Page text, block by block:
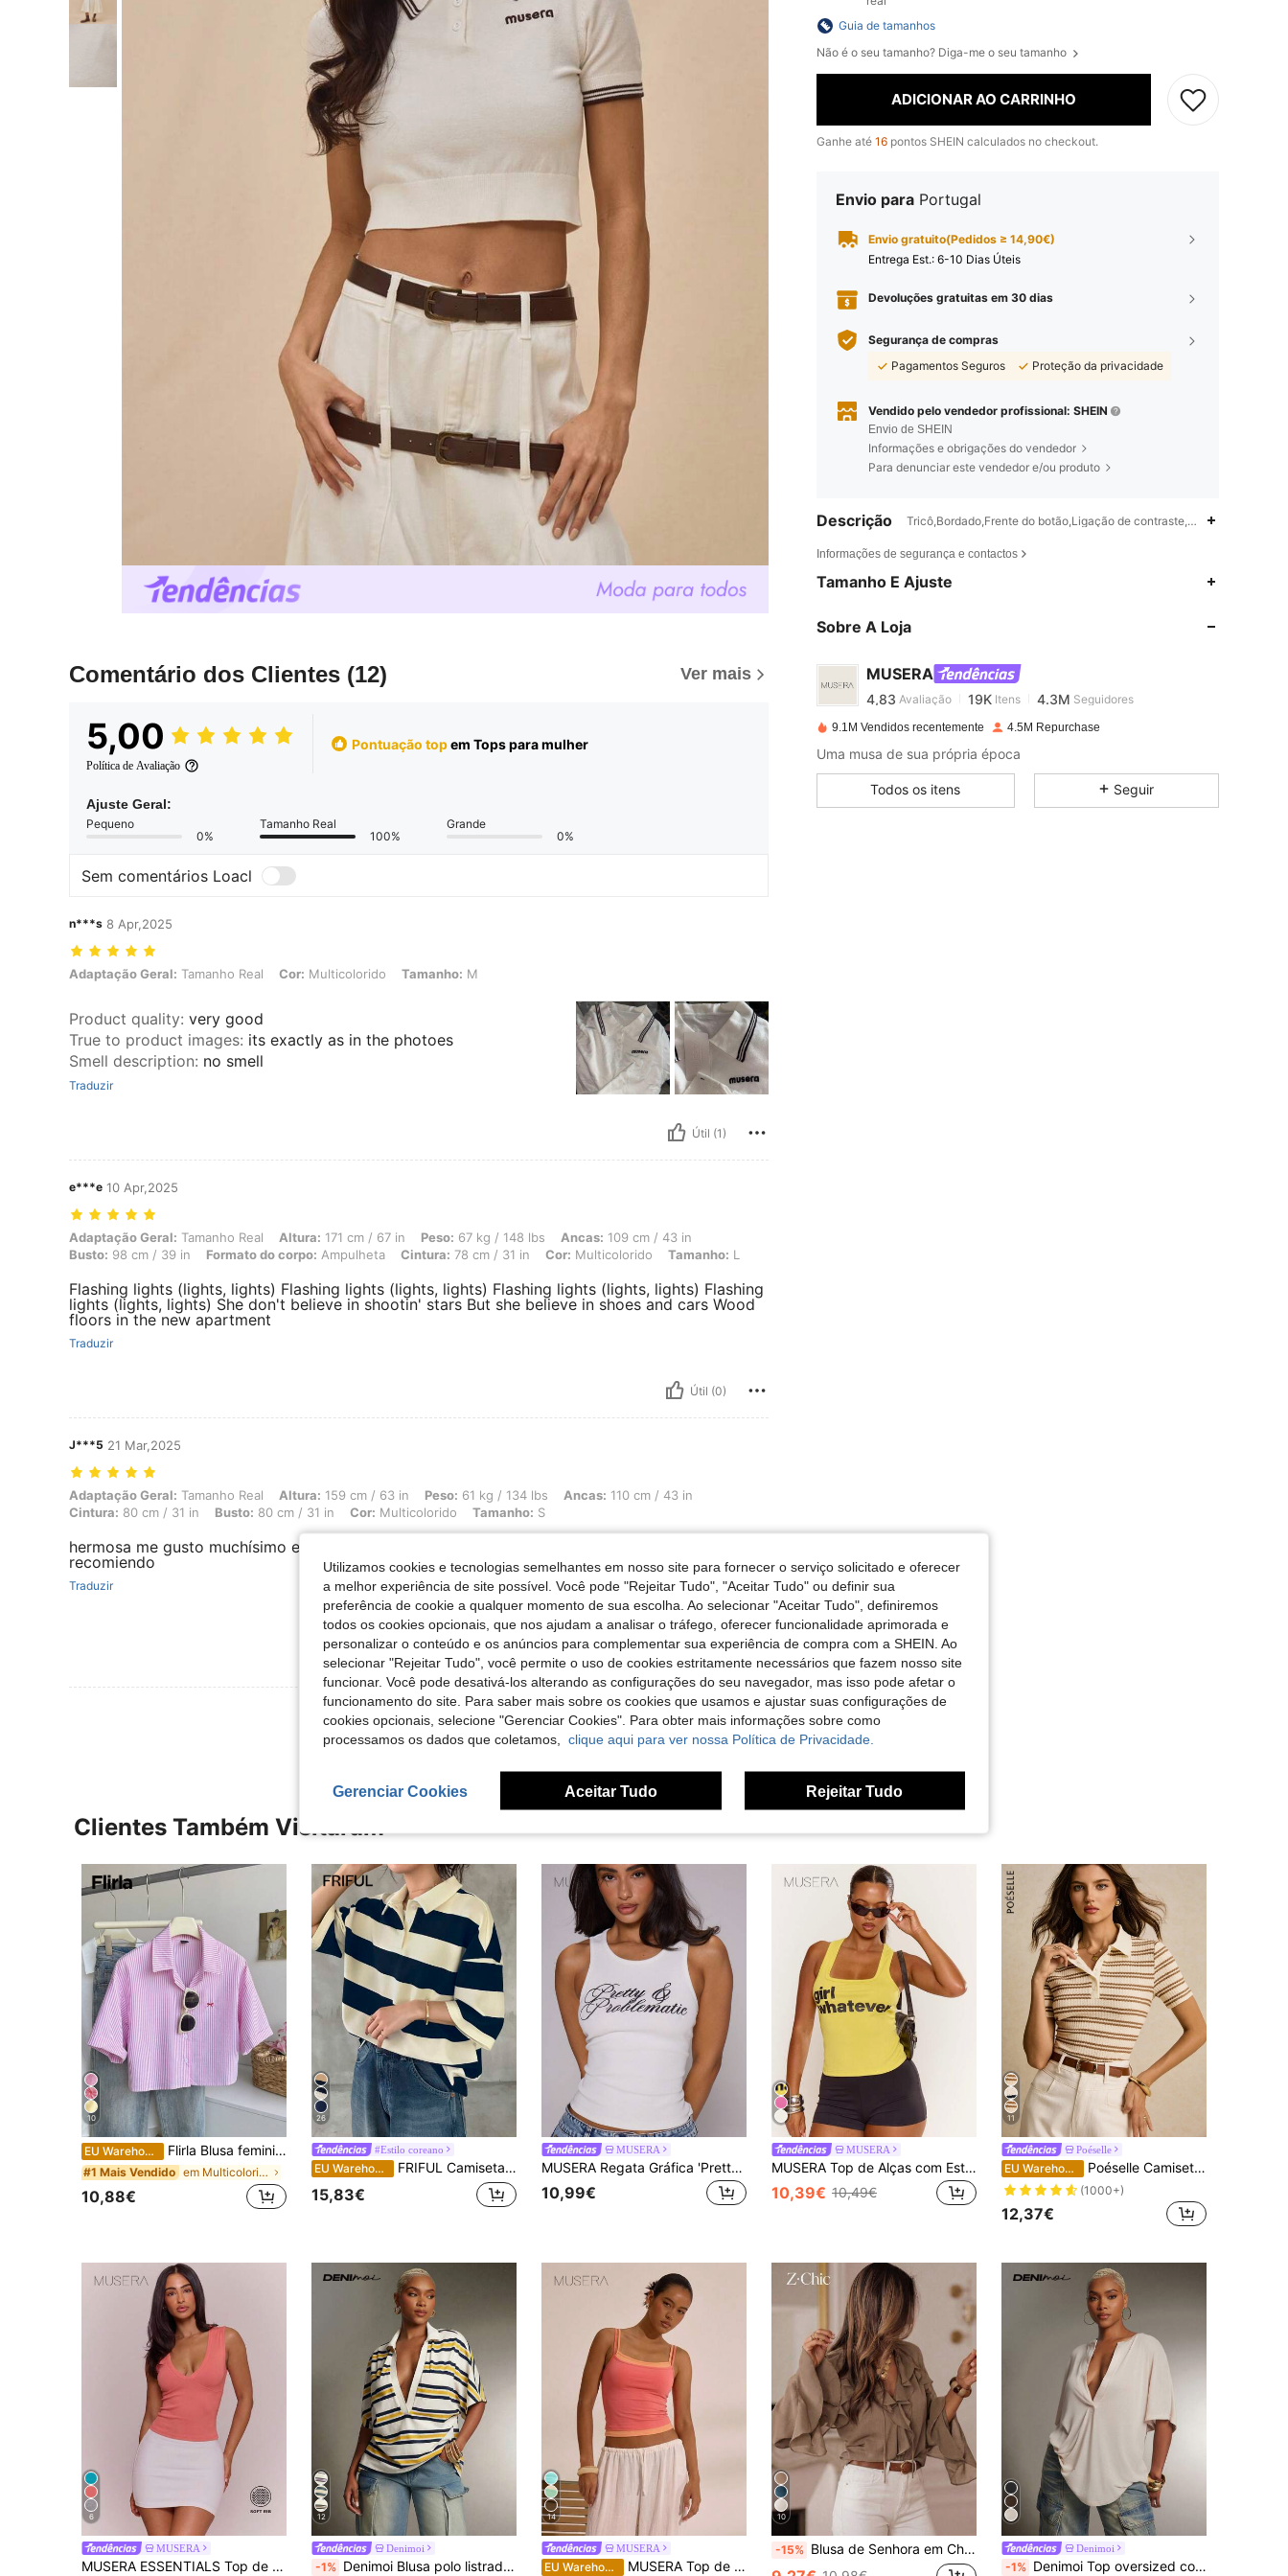
Comentário dos Clientes (12) Ver mais
5,00
Política de Avaliação
Pontuação topem Tops para mulher
Ajuste Geral:
Pequeno
0%
Tamanho Real
100%
Grande
0%
Sem comentários Loacl
n***s 8 Apr,2025
Adaptação Geral: Tamanho Real, Cor: Multicolorido, Tamanho: M
Adaptação Geral: Tamanho Real Cor: Multicolorido Tamanho: M
Product quality: very good
True to product images: its exactly as in the photoes
Smell description: no smell
Traduzir
Útil (1)
e***e 10 Apr,2025
Adaptação Geral: Tamanho Real, Altura: 171 cm / 67 in, Peso: 67 kg / 148 lbs, Ancas: 109 cm / 43 in, Busto: 98 cm / 39 in, Formato do corpo: Ampulheta, Cintura: 78 cm / 31 in, Cor: Multicolorido, Tamanho: L
Adaptação Geral: Tamanho Real Altura: 171 cm / 67 in Peso: 67 kg / 148 lbs Ancas: 109 cm / 43 in
Busto: 98 cm / 39 in Formato do corpo: Ampulheta Cintura: 78 cm / 31 in Cor: Multicolorido Tamanho: L
Flashing lights (lights, lights) Flashing lights (lights, lights) Flashing lights (lights, lights) Flashing
lights (lights, lights) She don't believe in shootin' stars But she believe in shoes and cars Wood
floors in the new apartment
Traduzir
Útil (0)
J***5 21 Mar,2025
Adaptação Geral: Tamanho Real, Altura: 159 cm / 63 in, Peso: 61 kg / 134 lbs, Ancas: 110 cm / 43 in, Cintura: 80 cm / 31 in, Busto: 80 cm / 31 in, Cor: Multicolorido, Tamanho: S
Adaptação Geral: Tamanho Real Altura: 159 cm / 63 in Peso: 61 kg / 134 lbs Ancas: 110 cm / 43 in
Cintura: 80 cm / 31 in Busto: 80 cm / 31 in Cor: Multicolorido Tamanho: S
hermosa me gusto muchísimo estoy contenta y claro que la
recomiendo
Traduzir
Útil (0)
Ver Mais Avaliações
Guia de tamanhos
Não é o seu tamanho? Diga-me o seu tamanho
ADICIONAR AO CARRINHO
Ganhe até 16 pontos SHEIN calculados no checkout.
Envio para Portugal
Envio gratuito(Pedidos ≥ 14,90€)
Entrega Est.: 6-10 Dias Úteis
Devoluções gratuitas em 30 dias
Segurança de compras
Pagamentos Seguros
Proteção da privacidade
Vendido pelo vendedor profissional: SHEIN
Envio de SHEIN
Informações e obrigações do vendedor
Para denunciar este vendedor e/ou produto
Descrição Tricô,Bordado,Frente do botão,Ligação de contraste,Semi-transparente
Informações de segurança e contactos
Tamanho E Ajuste
Sobre A Loja
MUSERA
4,83
4,83
4,83 Avaliação 19K Itens 4.3M Seguidores
s***7pago1 dia atrás
4,83 19K
4,83 19K 4.3M
9.1M Vendidos recentemente 4.5M Repurchase
Uma musa de sua própria época
Todos os itens Seguir
Clientes Também Visitaram
10
EU Warehouse Flirla Blusa feminina cropped de manga curta oversized com bordado de borboleta azul listrada.
#1 Mais Vendido em Multicolorido Blusas de escritório macias
10,88€
26
#Estilo coreano
EU Warehouse FRIFUL Camiseta feminina listrada preta e branca, gola polo solta, manga curta, casual, verão, camiseta grande
15,83€
MUSERA
MUSERA Regata Gráfica 'Pretty & Problematic' Primavera Verão Festival Ibiza Férias Y2K Vintage
10,99€
MUSERA
MUSERA Top de Alças com Estampa Gráfica "Girl Whatever" Amarelo Primavera Verão Férias Férias Ibiza Elegante Casual Carnaval Festival Y2K
10,39€ 10,49€
11
Poéselle
EU Warehouse Poéselle Camiseta casual feminina de manga curta com gola polo listrada, verão
(1000+)
12,37€
6
MUSERA
MUSERA ESSENTIALS Top de regata curto ajustado sem mangas com decote em V profundo, canelado macio, estilo simples e fofo, básico essencial para o dia a dia, primavera, verão e férias
12
Denimoi
-1% Denimoi Blusa polo listrada oversized com gola e decote profundo. Blusas da moda.
14
MUSERA
EU Warehouse MUSERA Top de alças duplas com decote quadrado, ideal para primavera/verão, férias, aeroporto, boho, Ibiza, elegante, fofo, Y2K, festival e casual.
10
-15% Blusa de Senhora em Chiffon com Decote em V e Babados, Top Elegante Semitransparente com Mangas Sino, Camisa de Estilo Boémio Romântico, Adequada para Moda Casual e do Dia a Dia Denimoi
-1% Denimoi Top oversized com decote profundo semitransparente e gola alta, estilo streetwear, tops polo oversized sensuais.
Utilizamos cookies e tecnologias semelhantes em nosso site para fornecer o serviço solicitado e oferecer
a melhor experiência de site possível. Você pode "Rejeitar Tudo", "Aceitar Tudo" ou definir sua
preferência de cookie a qualquer momento de sua escolha. Ao selecionar "Aceitar Tudo", definiremos
todos os cookies opcionais, que nos ajudam a analisar o tráfego, oferecer funcionalidade aprimorada e
personalizar o conteúdo e os anúncios para complementar sua experiência de compra com a SHEIN. Ao
selecionar "Rejeitar Tudo", você permite o uso de cookies estritamente necessários que fazem nosso site
funcionar. Você pode desativá-los alterando as configurações do seu navegador, mas isso pode afetar o
funcionamento do site. Para saber mais sobre os cookies que usamos e ajustar suas configurações de
cookies opcionais, selecione "Gerenciar Cookies". Para obter mais informações sobre como
processamos os dados que coletamos, clique aqui para ver nossa Política de Privacidade.
Gerenciar Cookies Aceitar Tudo Rejeitar Tudo